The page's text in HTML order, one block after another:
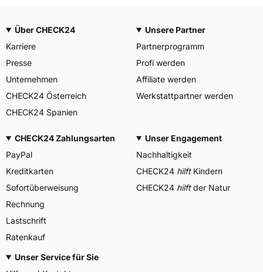
Über CHECK24
Karriere
Presse
Unternehmen
CHECK24 Österreich
CHECK24 Spanien
Unsere Partner
Partnerprogramm
Profi werden
Affiliate werden
Werkstattpartner werden
CHECK24 Zahlungsarten
PayPal
Kreditkarten
Sofortüberweisung
Rechnung
Lastschrift
Ratenkauf
Unser Engagement
Nachhaltigkeit
CHECK24 hilftKindern
CHECK24 hilftder Natur
Unser Service für Sie